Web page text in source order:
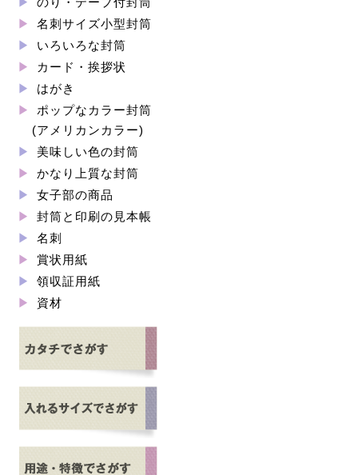
名刺サイズ小型封筒
いろいろな封筒
カード・挨拶状
はがき
ポップなカラー封筒
(アメリカンカラー)
美味しい色の封筒
かなり上質な封筒
女子部の商品
封筒と印刷の見本帳
名刺
賞状用紙
領収証用紙
資材